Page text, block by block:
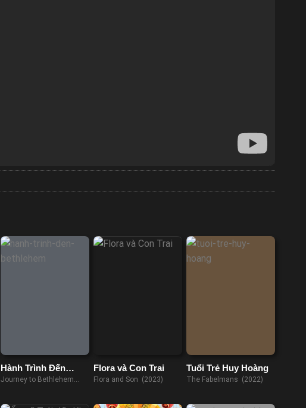
Hành Trình Đến
Bethlehem
Journey to Bethlehem
Flora và Con Trai
Flora and Son (2023)
Tuổi Trẻ Huy Hoàng
The Fabelmans (2022)